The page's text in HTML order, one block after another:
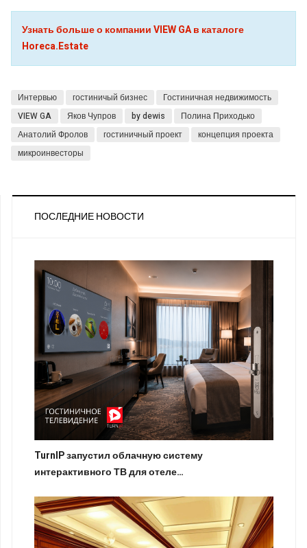
Узнать больше о компании VIEW GA в каталоге
Horeca.Estate
Интервью гостиничый бизнес
Гостиничная недвижимость
VIEW GA
Яков Чупров by dewis
Полина Приходько
Анатолий Фролов
гостиничный проект
концепция проекта
микроинвесторы
ПОСЛЕДНИЕ НОВОСТИ
TurnIP запустил облачную систему
интерактивного ТВ для отеле…